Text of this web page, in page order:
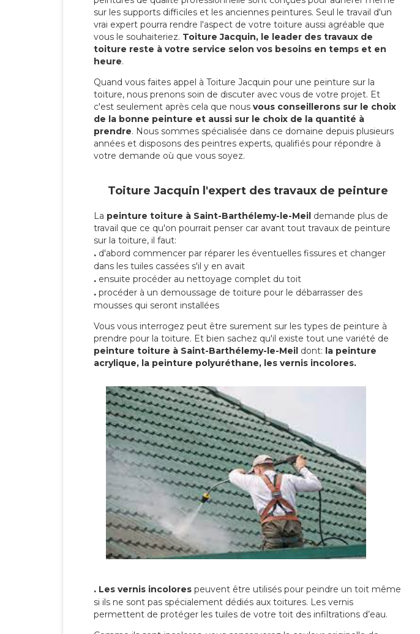
sur les supports difficiles et les anciennes peintures. Seul le travail d'un
vrai expert pourra rendre l'aspect de votre toiture aussi agréable que
vous le souhaiteriez. Toiture Jacquin, le leader des travaux de
toiture reste à votre service selon vos besoins en temps et en
heure.
Quand vous faites appel à Toiture Jacquin pour une peinture sur la
toiture, nous prenons soin de discuter avec vous de votre projet. Et
c'est seulement après cela que nous vous conseillerons sur le choix
de la bonne peinture et aussi sur le choix de la quantité à
prendre. Nous sommes spécialisée dans ce domaine depuis plusieurs
années et disposons des peintres experts, qualifiés pour répondre à
votre demande où que vous soyez.
Toiture Jacquin l'expert des travaux de peinture
La peinture toiture à Saint-Barthélemy-le-Meil demande plus de
travail que ce qu'on pourrait penser car avant tout travaux de peinture
sur la toiture, il faut:
. d'abord commencer par réparer les éventuelles fissures et changer
dans les tuiles cassées s'il y en avait
. ensuite procéder au nettoyage complet du toit
. procéder à un demoussage de toiture pour le débarrasser des
mousses qui seront installées
Vous vous interrogez peut être surement sur les types de peinture à
prendre pour la toiture. Et bien sachez qu'il existe tout une variété de
peinture toiture à Saint-Barthélemy-le-Meil dont: la peinture
acrylique, la peinture polyuréthane, les vernis incolores.
. Les vernis incolores peuvent être utilisés pour peindre un toit même
si ils ne sont pas spécialement dédiés aux toitures. Les vernis
permettent de protéger les tuiles de votre toit des infiltrations d’eau.